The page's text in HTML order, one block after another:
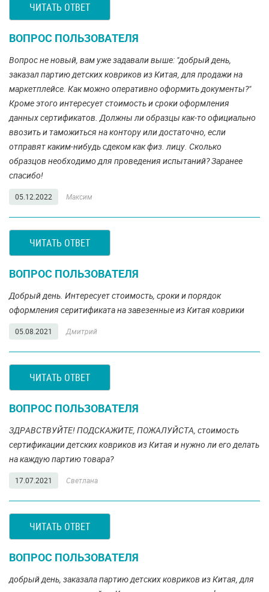
ЧИТАТЬ ОТВЕТ
ВОПРОС ПОЛЬЗОВАТЕЛЯ
Вопрос не новый, вам уже задавали выше: "добрый день,
заказал партию детских ковриков из Китая, для продажи на
маркетплейсе. Как можно оперативно оформить документы?"
Кроме этого интересует стоимость и сроки оформления
данных сертификатов. Должны ли образцы как-то официально
ввозить и таможиться на контору или достаточно, если
отправят каким-нибудь сдеком как физ. лицу. Сколько
образцов необходимо для проведения испытаний? Заранее
спасибо!
05.12.2022 Максим
ЧИТАТЬ ОТВЕТ
ВОПРОС ПОЛЬЗОВАТЕЛЯ
Добрый день. Интересует стоимость, сроки и порядок
оформления серитификата на завезенные из Китая коврики
05.08.2021 Дмитрий
ЧИТАТЬ ОТВЕТ
ВОПРОС ПОЛЬЗОВАТЕЛЯ
ЗДРАВСТВУЙТЕ! ПОДСКАЖИТЕ, ПОЖАЛУЙСТА, стоимость
сертификации детских ковриков из Китая и нужно ли его делать
на каждую партию товара?
17.07.2021 Светлана
ЧИТАТЬ ОТВЕТ
ВОПРОС ПОЛЬЗОВАТЕЛЯ
добрый день, заказала партию детских ковриков из Китая, для